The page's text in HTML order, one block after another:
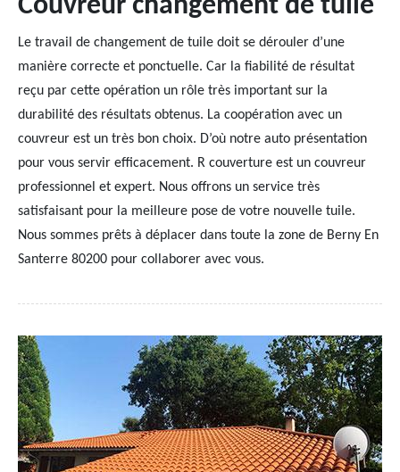
Couvreur changement de tuile
Le travail de changement de tuile doit se dérouler d’une
manière correcte et ponctuelle. Car la fiabilité de résultat
reçu par cette opération un rôle très important sur la
durabilité des résultats obtenus. La coopération avec un
couvreur est un très bon choix. D’où notre auto présentation
pour vous servir efficacement. R couverture est un couvreur
professionnel et expert. Nous offrons un service très
satisfaisant pour la meilleure pose de votre nouvelle tuile.
Nous sommes prêts à déplacer dans toute la zone de Berny En
Santerre 80200 pour collaborer avec vous.